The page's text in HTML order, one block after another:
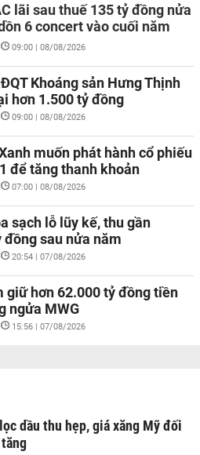
lãi sau thuế 135 tỷ đồng nửa
6 concert vào cuối năm
09:00 | 08/08/2026
Khoáng sản Hưng Thịnh
hơn 1.500 tỷ đồng
09:00 | 08/08/2026
muốn phát hành cổ phiếu
để tăng thanh khoản
07:00 | 08/08/2026
sạch lỗ lũy kế, thu gần
đồng sau nửa năm
20:54 | 07/08/2026
giữ hơn 62.000 tỷ đồng tiền
ngửa MWG
15:56 | 07/08/2026
dầu thu hẹp, giá xăng Mỹ đối